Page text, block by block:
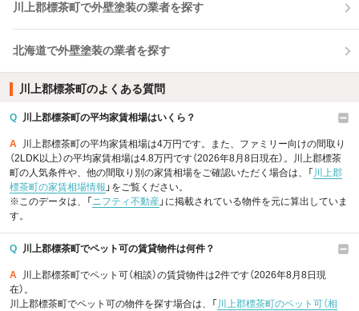
川上郡標茶町で外壁塗装の業者を探す
北海道で外壁塗装の業者を探す
川上郡標茶町のよくある質問
Q 川上郡標茶町の平均家賃相場はいくら？
A
川上郡標茶町の平均家賃相場は4万円です。また、ファミリー向けの間取り
（2LDK以上）の平均家賃相場は4.8万円です（2026年8月8日現在）。川上郡標茶
町の人気条件や、他の間取り別の家賃相場をご確認いただく場合は、「 川上郡
標茶町の家賃相場情報 」をご覧ください。
※このデータは、「 ニフティ不動産 」に掲載されている物件を元に算出していま
す。
Q 川上郡標茶町でペット可の賃貸物件は何件？
A
川上郡標茶町でペット可（相談）の賃貸物件は2件です（2026年8月8日現
在）。
川上郡標茶町でペット可の物件を探す場合は、「 川上郡標茶町のペット可（相